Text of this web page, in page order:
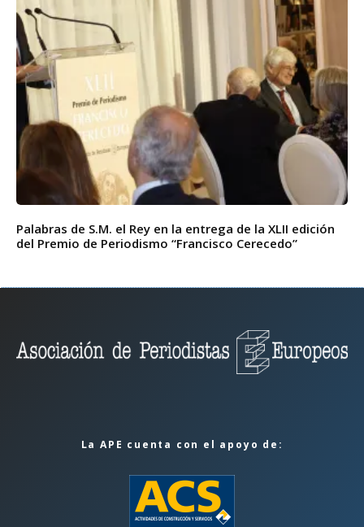
Palabras de S.M. el Rey en la entrega de la XLII edición
del Premio de Periodismo “Francisco Cerecedo”
La APE cuenta con el apoyo de: